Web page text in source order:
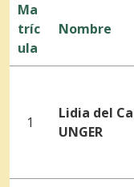
Ma
tríc
ula
Nombre
1
Lidia del
UNGER